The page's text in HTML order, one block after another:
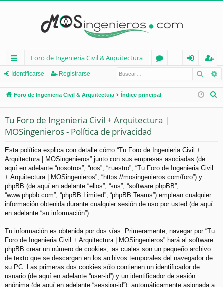
nl
ac
es
rá
pi
d
os
Foro de Ingenieria Civil & Arquitectura
os
nt
ifi
e
eg
ist
ra
Identificarse Registrarse
Foro de Ingenieria Civil & Arquitectura Índice principal
Tu Foro de Ingenieria Civil + Arquitectura |
MOSingenieros - Política de privacidad
Esta política explica con detalle cómo “Tu Foro de Ingenieria Civil +
Arquitectura | MOSingenieros” junto con sus empresas asociadas (de
aquí en adelante “nosotros”, “nos”, “nuestro”, “Tu Foro de Ingenieria Civil
+ Arquitectura | MOSingenieros”, “https://mosingenieros.com/foro”) y
phpBB (de aquí en adelante “ellos”, “sus”, “software phpBB”,
“www.phpbb.com”, “phpBB Limited”, “phpBB Teams”) emplean cualquier
información obtenida durante cualquier sesión de uso por usted (de aquí
en adelante “su información”).
Tu información es obtenida por dos vías. Primeramente, navegar por “Tu
Foro de Ingenieria Civil + Arquitectura | MOSingenieros” hará al software
phpBB crear un número de cookies, las cuales son un pequeño archivo
de texto que se descargan en los archivos temporales del navegador de
su PC. Las primeras dos cookies sólo contienen un identificador de
usuario (de aquí en adelante “user-id”) y un identificador de sesión
anónima (de aquí en adelante “session-id”), automáticamente asignada a